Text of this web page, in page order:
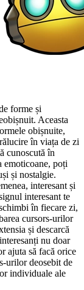
forme și
Aceasta
obișnuite,
în viața de zi
cunoscută în
poți
și nostalgie.
interesant și
interesant te
în fiecare zi,
cursors-urilor
și descarcă
nu doar
ajuta să facă orice
urilor deosebit de
individuale ale